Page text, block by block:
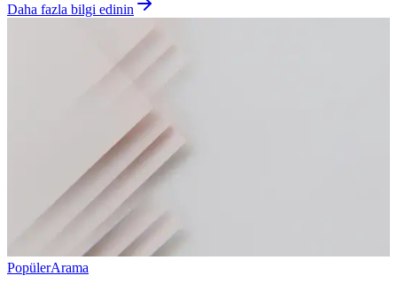
Daha fazla bilgi edinin
PopülerArama